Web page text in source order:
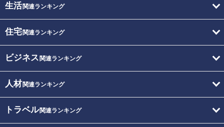
生活関連ランキング
住宅関連ランキング
ビジネス 関連ランキング
人材関連ランキング
トラベル関連ランキング